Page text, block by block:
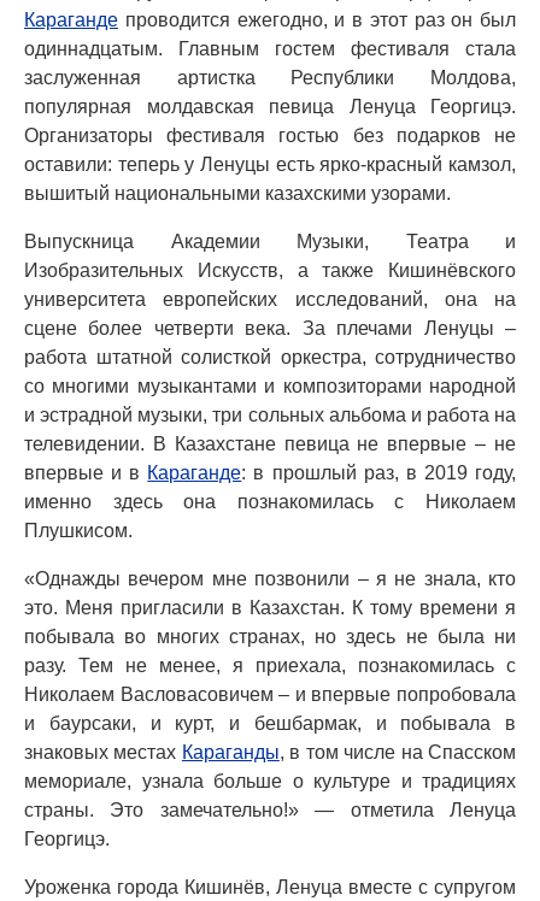
Караганде проводится ежегодно, и в этот раз он был
одиннадцатым. Главным гостем фестиваля стала
заслуженная артистка Республики Молдова,
популярная молдавская певица Ленуца Георгицэ.
Организаторы фестиваля гостью без подарков не
оставили: теперь у Ленуцы есть ярко-красный камзол,
вышитый национальными казахскими узорами.
Выпускница Академии Музыки, Театра и
Изобразительных Искусств, а также Кишинёвского
университета европейских исследований, она на
сцене более четверти века. За плечами Ленуцы –
работа штатной солисткой оркестра, сотрудничество
со многими музыкантами и композиторами народной
и эстрадной музыки, три сольных альбома и работа на
телевидении. В Казахстане певица не впервые – не
впервые и в Караганде: в прошлый раз, в 2019 году,
именно здесь она познакомилась с Николаем
Плушкисом.
«Однажды вечером мне позвонили – я не знала, кто
это. Меня пригласили в Казахстан. К тому времени я
побывала во многих странах, но здесь не была ни
разу. Тем не менее, я приехала, познакомилась с
Николаем Васловасовичем – и впервые попробовала
и баурсаки, и курт, и бешбармак, и побывала в
знаковых местах Караганды, в том числе на Спасском
мемориале, узнала больше о культуре и традициях
страны. Это замечательно!» — отметила Ленуца
Георгицэ.
Уроженка города Кишинёв, Ленуца вместе с супругом